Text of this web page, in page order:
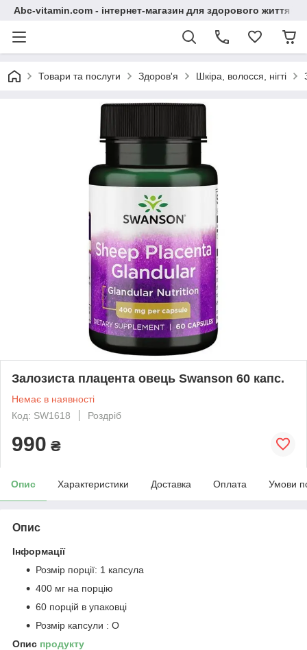
Abc-vitamin.com - інтернет-магазин для здорового життя
Товари та послуги Здоров'я Шкіра, волосся, нігті
Залозиста плацента овець Swanson 60 капс.
Немає в наявності
Код: SW1618
Роздріб
990 ₴
Опис Характеристики Доставка Оплата Умови
Опис
Інформації
Розмір порції: 1 капсула
400 мг на порцію
60 порцій в упаковці
Розмір капсули : O
Опис продукту